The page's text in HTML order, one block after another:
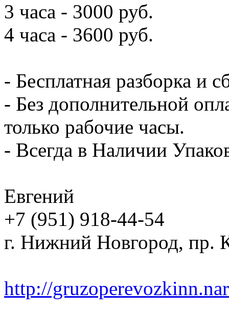
3 часа - 3000 руб.
4 часа - 3600 руб.
- Бесплатная разборка и
- Без дополнительной
только рабочие часы.
- Всегда в Наличии
Евгений
+7 (951) 918-44-54
г. Нижний Новгород, пр.
http://